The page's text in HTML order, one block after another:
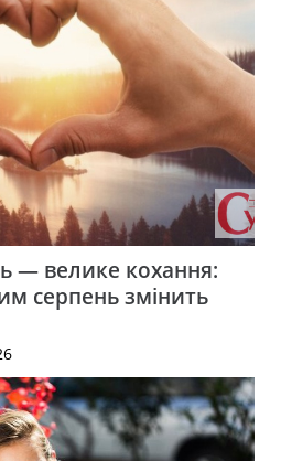
— велике кохання:
серпень змінить